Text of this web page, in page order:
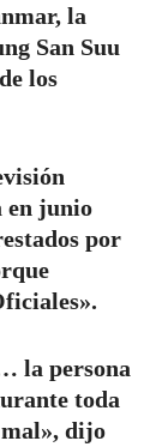
la
San Suu
los
en junio
por
la persona
toda
dijo